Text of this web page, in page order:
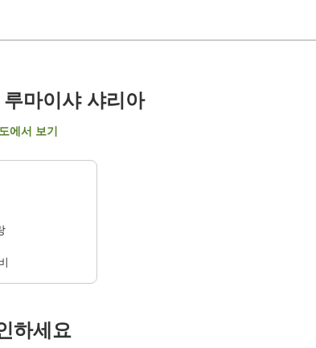
마이샤 샤리아
에서 보기
하세요